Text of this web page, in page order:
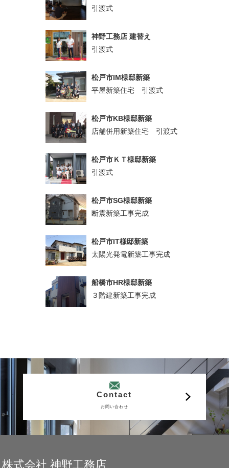
引渡式
神野工務店 建替え
引渡式
松戸市IM様邸新築
平屋新築住宅 引渡式
松戸市KB様邸新築
店舗併用新築住宅 引渡式
松戸市ＫＴ様邸新築
引渡式
松戸市SG様邸新築
断震新築工事完成
松戸市IT様邸新築
太陽光発電新築工事完成
船橋市HR様邸新築
３階建新築工事完成
Contact
お問い合わせ
株式会社 神野工務店